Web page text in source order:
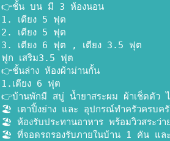
👉ชั้น บน มี 3 ห้องนอน
1. เตียง 5 ฟุต
2. เตียง 5 ฟุต
3. เตียง 6 ฟุต , เตียง 3.5 ฟุต
ฟูก เสริม3.5 ฟุต
👉ชั้นล่าง ห้องผ้าม่านกั้น
1.เตียง 6 ฟุต
👉บ้านพักมี สบู่ น้ำยาสระผม ผ้าเช็ดตัว ไ
🏖 เตาปิ้งย่าง และ อุปกรณ์ทำครัวครบค
🏖 ห้องรับประทานอาหาร พร้อมวิวสระว่า
🏖 ที่จอดรถรองรับภายในบ้าน 1 คัน แล